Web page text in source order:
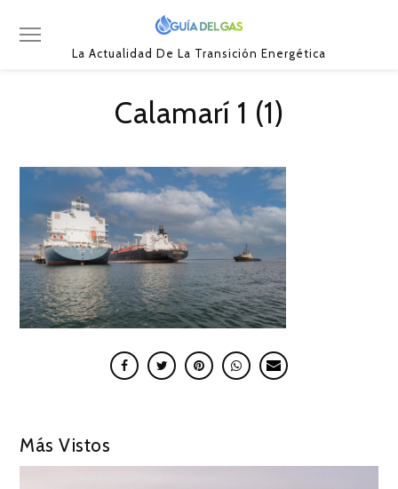
La Actualidad De La Transición Energética
Calamarí 1 (1)
Más Vistos